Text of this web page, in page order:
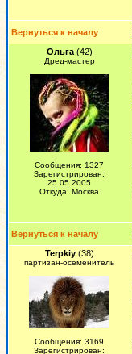
Вернуться к началу
Ольга(42)
Дред-мастер
Сообщения: 1327
Зарегистрирован:
25.05.2005
Откуда: Москва
Вернуться к началу
Terpkiy(38)
партизан-осеменитель
Сообщения: 3169
Зарегистрирован: